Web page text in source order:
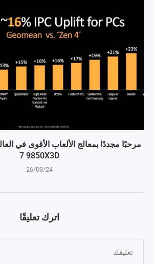
7 9850X3D
26/03/24
اترك تعليقًا